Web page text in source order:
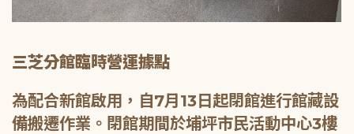
三芝分館臨時營運據點
為配合新館啟用，自7月13日起閉館進行館藏設
備搬遷作業。閉館期間於埔坪市民活動中心3樓